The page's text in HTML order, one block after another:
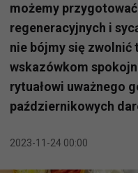
możemy
regeneracyjnych i
nie bójmy się zwolnić
wskazówkom
rytuałowi uważnego
październikowych
2023-11-24 00:00